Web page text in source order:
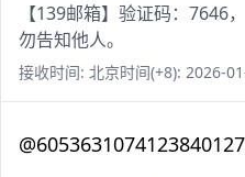
【139邮箱】验证码：7646
勿告知他人。
接收时间: 北京时间(+8): 2026-